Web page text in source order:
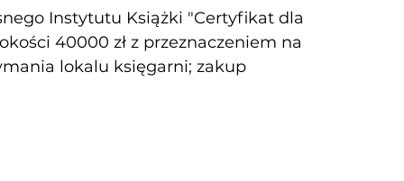
Instytutu Książki "Certyfikat dla
40000 zł z przeznaczeniem na
lokalu księgarni; zakup